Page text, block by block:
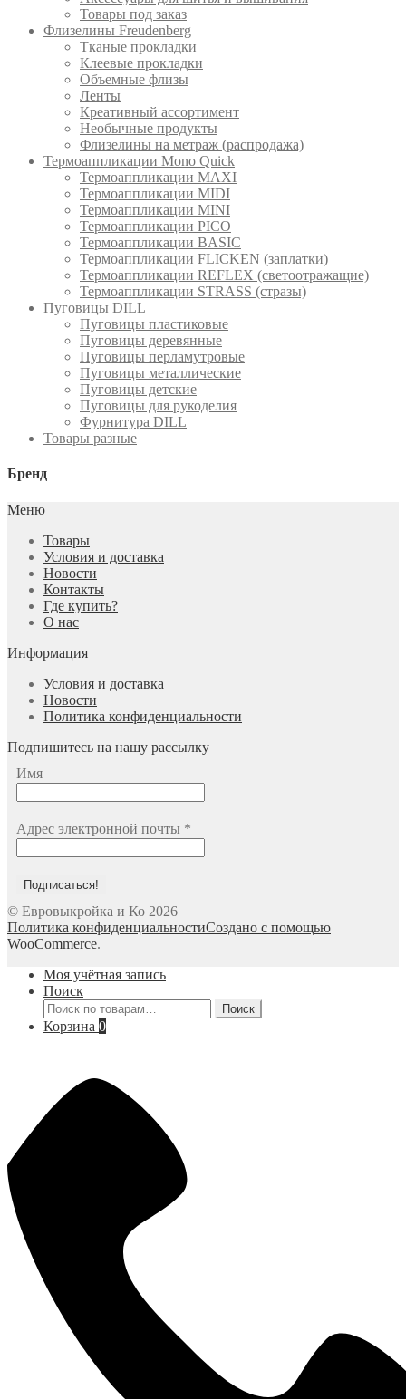
Товары под заказ
Флизелины Freudenberg
Тканые прокладки
Клеевые прокладки
Объемные флизы
Ленты
Креативный ассортимент
Необычные продукты
Флизелины на метраж (распродажа)
Термоаппликации Mono Quick
Термоаппликации MAXI
Термоаппликации MIDI
Термоаппликации MINI
Термоаппликации PICO
Термоаппликации BASIC
Термоаппликации FLICKEN (заплатки)
Термоаппликации REFLEX (светоотражащие)
Термоаппликации STRASS (стразы)
Пуговицы DILL
Пуговицы пластиковые
Пуговицы деревянные
Пуговицы перламутровые
Пуговицы металлические
Пуговицы детские
Пуговицы для рукоделия
Фурнитура DILL
Товары разные
Бренд
Меню
Товары
Условия и доставка
Новости
Контакты
Где купить?
О нас
Информация
Условия и доставка
Новости
Политика конфиденциальности
Подпишитесь на нашу рассылку
Имя
Адрес электронной почты *
© Евровыкройка и Ко 2026
Политика конфиденциальностиСоздано с помощью
WooCommerce.
Моя учётная запись
Поиск
Искать:
Поиск
Корзина 0